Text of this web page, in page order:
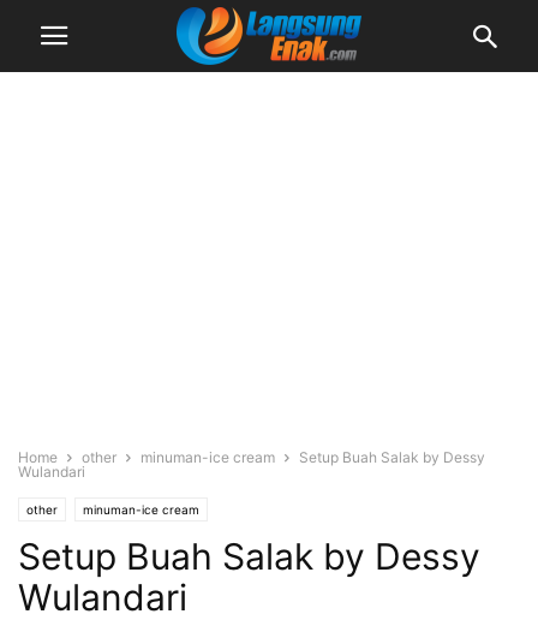
Home other minuman-ice cream
Setup Buah Salak by Dessy
Wulandari
other minuman-ice cream
Setup Buah Salak by Dessy
Wulandari